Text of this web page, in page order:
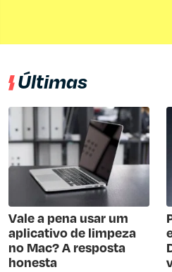
Últimas
Vale a pena usar um
aplicativo de limpeza
no Mac? A resposta
honesta